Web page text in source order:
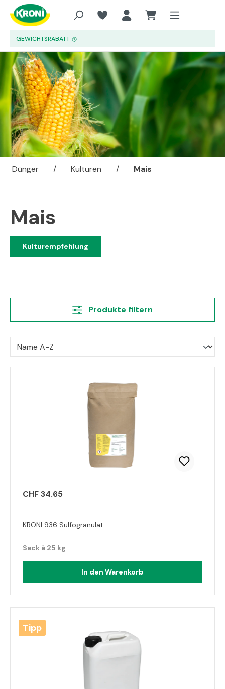
Zum Hauptinhalt springen
GEWICHTSRABATT
Dünger / Kulturen / Mais
Mais
Kulturempfehlung
Produkte filtern
CHF 34.65
KRONI 936 Sulfogranulat
Sack à 25 kg
In den Warenkorb
Tipp